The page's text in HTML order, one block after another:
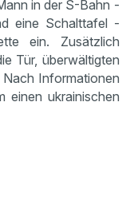
in der S-Bahn -
eine Schalttafel -
ein. Zusätzlich
Tür, überwältigten
Informationen
einen ukrainischen